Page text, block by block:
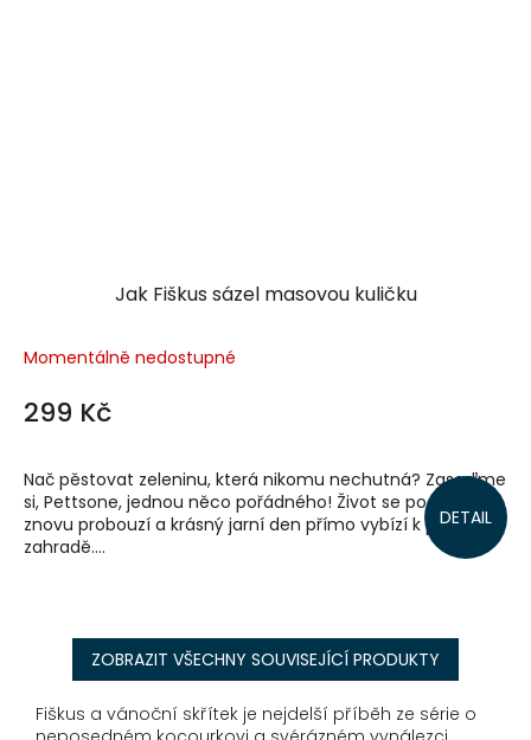
Jak Fiškus sázel masovou kuličku
Momentálně nedostupné
299 Kč
DETAIL
Nač pěstovat zeleninu, která nikomu nechutná? Zasaďme
si, Pettsone, jednou něco pořádného! Život se po zimě
znovu probouzí a krásný jarní den přímo vybízí k práci na
zahradě....
ZOBRAZIT VŠECHNY SOUVISEJÍCÍ PRODUKTY
Fiškus a vánoční skřítek je nejdelší příběh ze série o